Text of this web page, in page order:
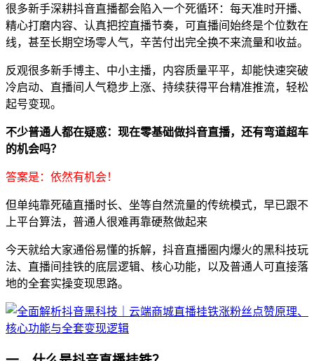
很多新手深耕抖音直播都会陷入一个死循环：每天准时开播、
精心打磨内容、认真把控直播节奏，可直播间始终是个位数在
线，甚至长期空场零人气，辛苦付出完全换不来流量和收益。
反观很多新手博主、中小主播，内容质量平平，却能快速突破
冷启动、直播间人气稳步上涨、持续获得平台精准推流，轻松
起号变现。
不少普通人都在疑惑：现在零基础做抖音直播，还有弯道超车
的机会吗？
答案是：依然有机会！
但单纯靠死磕直播时长、坐等自然流量的传统模式，早已跟不
上平台算法，普通人很难再靠硬熬做起来
今天就给大家通俗易懂的拆解，抖音直播圈内爆火的黑科技玩
法、直播间挂铁的底层逻辑、核心功能，以及普通人可直接落
地的全套实操变现思路。